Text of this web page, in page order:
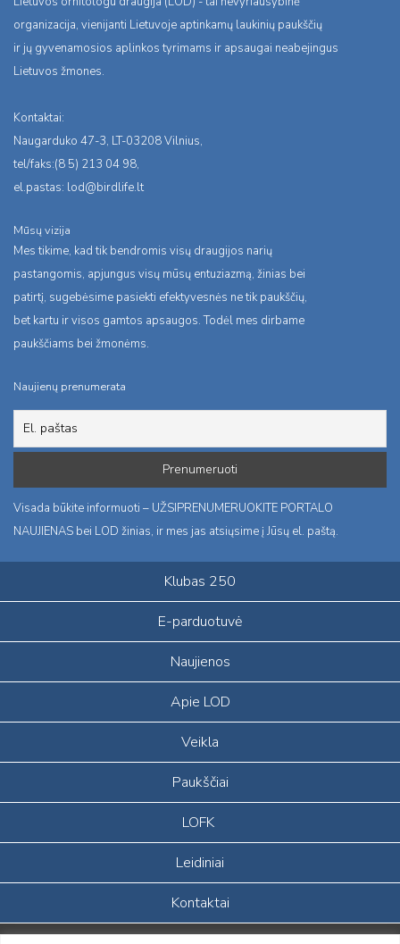
organizacija, vienijanti Lietuvoje aptinkamų laukinių paukščių
ir jų gyvenamosios aplinkos tyrimams ir apsaugai neabejingus
Lietuvos žmones.
Kontaktai:
Naugarduko 47-3, LT-03208 Vilnius,
tel/faks:(8 5) 213 04 98,
el.pastas: lod@birdlife.lt
Mūsų vizija
Mes tikime, kad tik bendromis visų draugijos narių
pastangomis, apjungus visų mūsų entuziazmą, žinias bei
patirtį, sugebėsime pasiekti efektyvesnės ne tik paukščių,
bet kartu ir visos gamtos apsaugos. Todėl mes dirbame
paukščiams bei žmonėms.
Naujienų prenumerata
Visada būkite informuoti – UŽSIPRENUMERUOKITE PORTALO
NAUJIENAS bei LOD žinias, ir mes jas atsiųsime į Jūsų el. paštą.
Klubas 250
E-parduotuvė
Naujienos
Apie LOD
Veikla
Paukščiai
LOFK
Leidiniai
Kontaktai